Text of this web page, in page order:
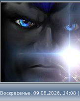
Воскресенье, 09.08.2026, 14:08 |